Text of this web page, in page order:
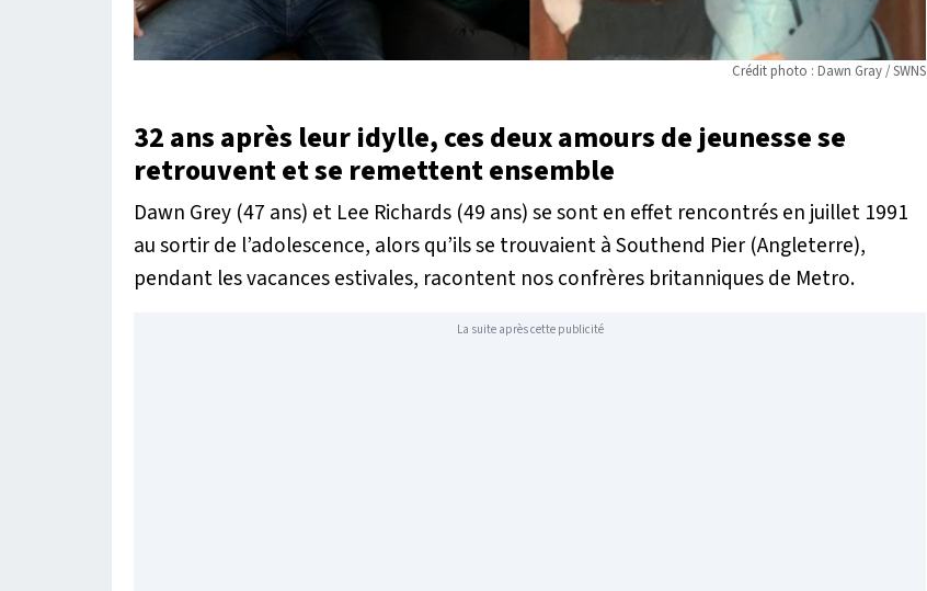
Crédit photo : Dawn Gray / SWNS
32 ans après leur idylle, ces deux amours de jeunesse se
retrouvent et se remettent ensemble
Dawn Grey (47 ans) et Lee Richards (49 ans) se sont en effet rencontrés en juillet 1991
au sortir de l’adolescence, alors qu’ils se trouvaient à Southend Pier (Angleterre),
pendant les vacances estivales, racontent nos confrères britanniques de Metro.
La suite après cette publicité